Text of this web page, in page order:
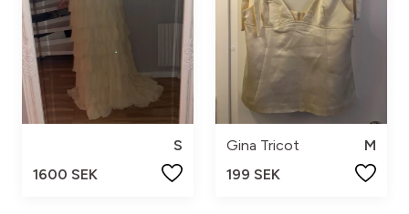
S
1600 SEK
Gina Tricot
M
199 SEK